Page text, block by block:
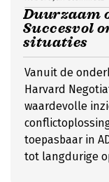
Duurzaam
Succesvol
situaties
Vanuit de
Harvard
waardevolle
toepasbaar in
tot langdurige